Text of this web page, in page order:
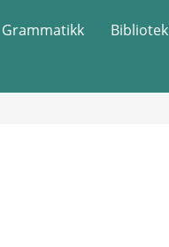
Grammatikk Bibliotek